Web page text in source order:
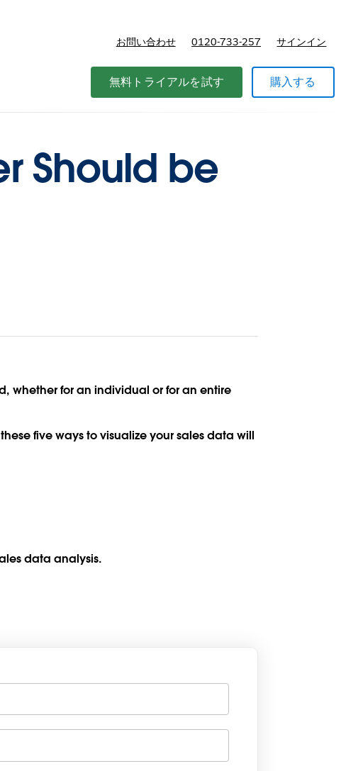
ンと価格
お問い合わせ 0120-733-257 サインイン
無料トライアルを試す 購入する
Should be
whether for an individual or for an entire
five ways to visualize your sales data will
data analysis.